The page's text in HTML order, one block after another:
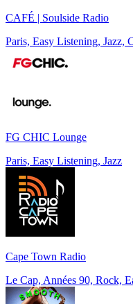
CAFÉ | Soulside Radio
Paris, Easy Listening, Jazz,
FG CHIC Lounge
Paris, Easy Listening, Jazz
Cape Town Radio
Le Cap, Années 90, Rock,